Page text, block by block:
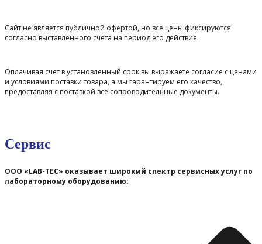
Сайт не является публичной офертой, но все цены фиксируются
согласно выставленного счета на период его действия.
Оплачивая счет в установленный срок вы выражаете согласие с ценами
и условиями поставки товара, а мы гарантируем его качество,
предоставляя с поставкой все сопроводительные документы.
Сервис
ООО «LAB-TEC» оказывает широкий спектр сервисных услуг по
лабораторному оборудованию: